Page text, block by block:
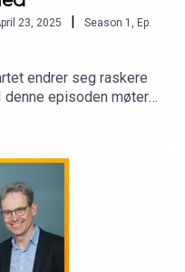
23, 2025 | Season 1
Ep.
endrer seg raskere
denne episoden møter
og Leif Arne
om strategisk
og varige
av av Noblewolf